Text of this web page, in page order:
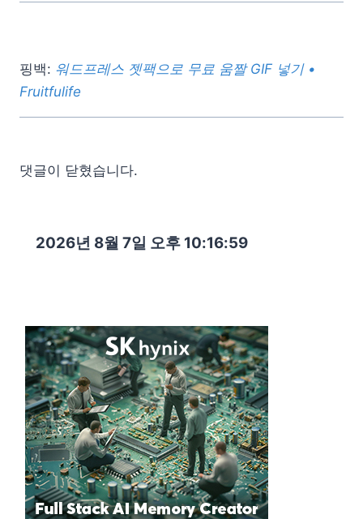
핑백: 워드프레스 젯팩으로 무료 움짤 GIF 넣기 •
Fruitfulife
댓글이 닫혔습니다.
2026년 8월 7일 오후 10:17:01